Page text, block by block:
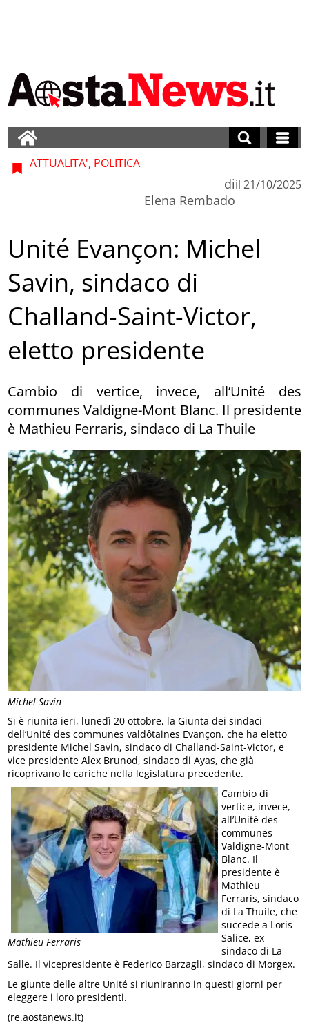
Michel Savin
ATTUALITA', POLITICA
di
Elena Rembado
il 21/10/2025
Unité Evançon: Michel
Savin, sindaco di
Challand-Saint-Victor,
eletto presidente
Cambio di vertice, invece, all’Unité des
communes Valdigne-Mont Blanc. Il presidente
è Mathieu Ferraris, sindaco di La Thuile
Si è riunita ieri, lunedì 20 ottobre, la Giunta dei sindaci
dell’Unité des communes valdôtaines Evançon, che ha eletto
presidente Michel Savin, sindaco di Challand-Saint-Victor, e
vice presidente Alex Brunod, sindaco di Ayas, che già
ricoprivano le cariche nella legislatura precedente.
Mathieu Ferraris
Cambio di
vertice, invece,
all’Unité des
communes
Valdigne-Mont
Blanc. Il
presidente è
Mathieu
Ferraris, sindaco
di La Thuile, che
succede a Loris
Salice, ex
sindaco di La
Salle. Il vicepresidente è Federico Barzagli, sindaco di Morgex.
Le giunte delle altre Unité si riuniranno in questi giorni per
eleggere i loro presidenti.
(re.aostanews.it)